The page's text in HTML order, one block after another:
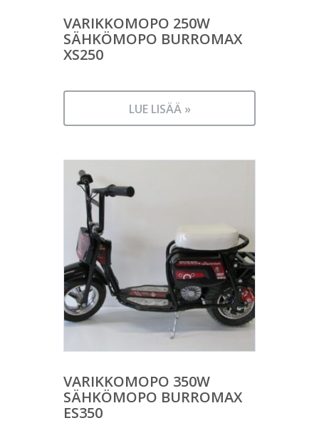
VARIKKOMOPO 250W
SÄHKÖMOPO BURROMAX
XS250
LUE LISÄÄ »
VARIKKOMOPO 350W
SÄHKÖMOPO BURROMAX
ES350